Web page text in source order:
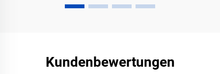
Kundenbewertungen